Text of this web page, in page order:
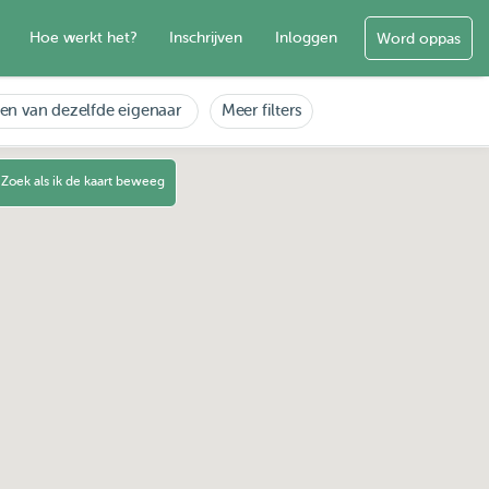
Hoe werkt het? Inschrijven Inloggen Word oppas
van dezelfde eigenaar Meer filters
Zoek als ik de kaart beweeg